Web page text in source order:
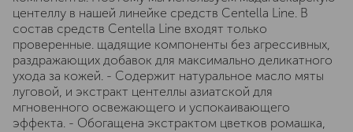
центеллу в нашей линейке средств Centella Line. В
состав средств Centella Line входят только
проверенные. щадящие компоненты без агрессивных,
раздражающих добавок для максимально деликатного
ухода за кожей. - Содержит натуральное масло мяты
луговой, и экстракт центеллы азиатской для
мгновенного освежающего и успокаивающего
эффекта. - Обогащена экстрактом цветков ромашка,